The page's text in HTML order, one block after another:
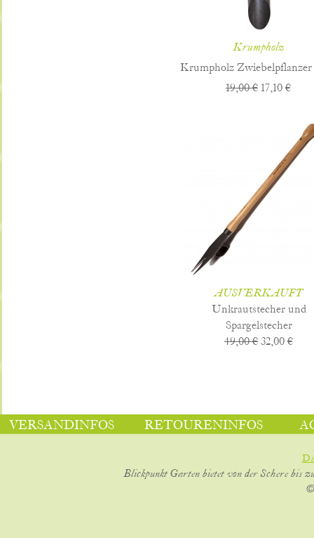
Krumpholz
Krumpholz
19,00 € 17,10 €
AUSVERKAUFT
Unkrautstecher und
Spargelstecher
49,00 € 32,00 €
VERSANDINFOS RETOURENINFOS
Blickpunkt Garten bietet von der Schere bis